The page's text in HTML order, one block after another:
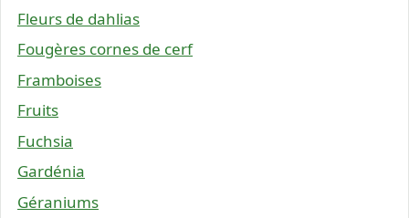
Fleurs de dahlias
Fougères cornes de cerf
Framboises
Fruits
Fuchsia
Gardénia
Géraniums